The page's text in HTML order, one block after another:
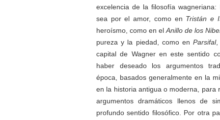
excelencia de la filosofía wagneriana:
sea por el amor, como en Tristán e
heroísmo, como en el Anillo de los
pureza y la piedad, como enParsifal,
capital de Wagner en este sentido
haber deseado los argumentos
época, basados generalmente en la
en la historia antigua o moderna, para
argumentos dramáticos llenos de
profundo sentido filosófico. Por otra